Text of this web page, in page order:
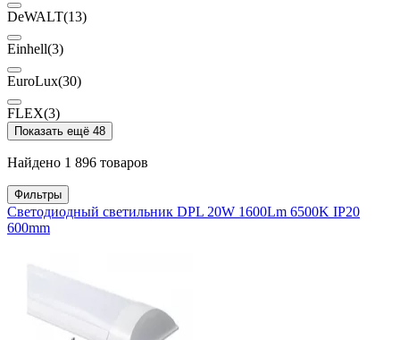
DeWALT(13)
Einhell(3)
EuroLux(30)
FLEX(3)
Показать ещё 48
Найдено 1 896 товаров
Фильтры
Светодиодный светильник DPL 20W 1600Lm 6500K IP20
600mm